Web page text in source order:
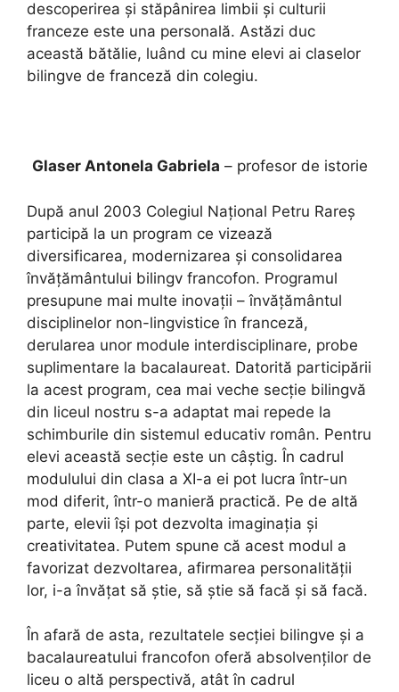
descoperirea și stăpânirea limbii și culturii
franceze este una personală. Astăzi duc
această bătălie, luând cu mine elevi ai claselor
bilingve de franceză din colegiu.
Glaser Antonela Gabriela – profesor de istorie
După anul 2003 Colegiul Național Petru Rareș
participă la un program ce vizează
diversificarea, modernizarea și consolidarea
învățământului bilingv francofon. Programul
presupune mai multe inovații – învățământul
disciplinelor non-lingvistice în franceză,
derularea unor module interdisciplinare, probe
suplimentare la bacalaureat. Datorită participării
la acest program, cea mai veche secție bilingvă
din liceul nostru s-a adaptat mai repede la
schimburile din sistemul educativ român. Pentru
elevi această secție este un câștig. În cadrul
modulului din clasa a XI-a ei pot lucra într-un
mod diferit, într-o manieră practică. Pe de altă
parte, elevii își pot dezvolta imaginația și
creativitatea. Putem spune că acest modul a
favorizat dezvoltarea, afirmarea personalității
lor, i-a învățat să știe, să știe să facă și să facă.
În afară de asta, rezultatele secției bilingve și a
bacalaureatului francofon oferă absolvenților de
liceu o altă perspectivă, atât în cadrul